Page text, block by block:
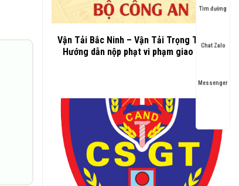
Vận Tải Bắc Ninh – Vận Tải Trọng Thành –
Hướng dẫn nộp phạt vi phạm giao thông
Tìm đường
Chat Zalo
Messenger